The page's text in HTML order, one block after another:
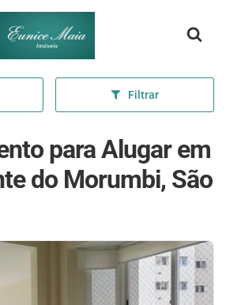
Página inicial
Filtrar
para Alugar em
do Morumbi, São